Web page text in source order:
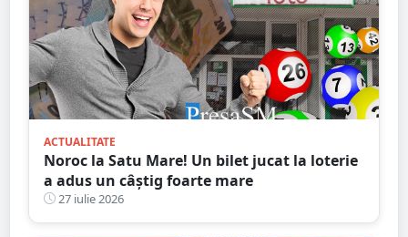
ACTUALITATE
Noroc la Satu Mare! Un bilet jucat la loterie
a adus un câștig foarte mare
27 iulie 2026